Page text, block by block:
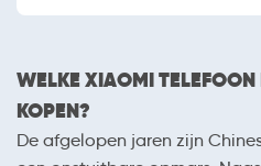
WELKE XIAOMI TELEFOON
KOPEN?
De afgelopen jaren zijn